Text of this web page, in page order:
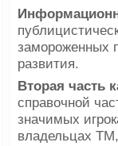
замороженных
развития.
Вторая часть
справочной
значимых
владельцах